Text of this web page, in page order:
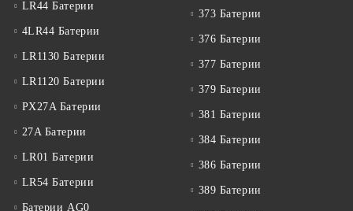
LR44 Батерии
4LR44 Батерии
LR1130 Батерии
LR1120 Батерии
PX27A Батерии
27A Батерии
LR01 Батерии
LR54 Батерии
Батерии AG0
373 Батерии
376 Батерии
377 Батерии
379 Батерии
381 Батерии
384 Батерии
386 Батерии
389 Батерии